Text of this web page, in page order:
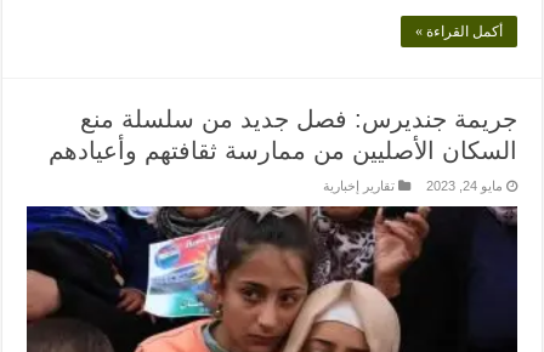
أكمل القراءة »
جريمة جنديرس: فصل جديد من سلسلة منع
السكان الأصليين من ممارسة ثقافتهم وأعيادهم
مايو 24, 2023 تقارير إخبارية